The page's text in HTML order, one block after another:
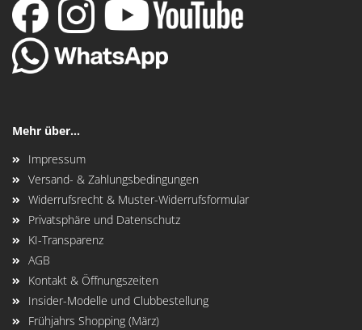
Mehr über...
Impressum
Versand- & Zahlungsbedingungen
Widerrufsrecht & Muster-Widerrufsformular
Privatsphäre und Datenschutz
KI-Transparenz
AGB
Kontakt & Öffnungszeiten
Insider-Modelle und Clubbestellung
Frühjahrs Shopping (März)